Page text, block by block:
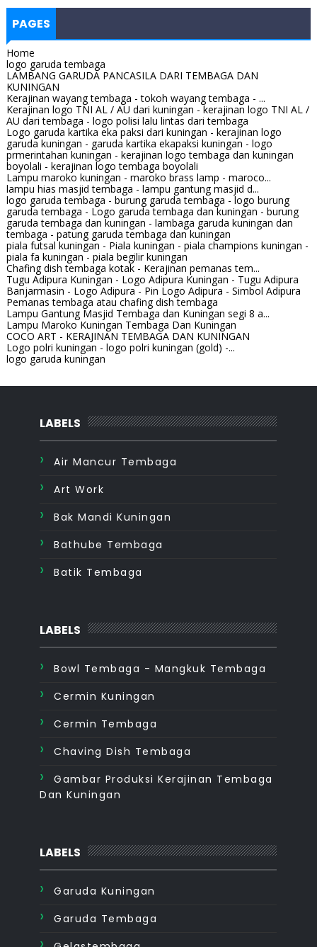
PAGES
Home
logo garuda tembaga
LAMBANG GARUDA PANCASILA DARI TEMBAGA DAN
KUNINGAN
Kerajinan wayang tembaga - tokoh wayang tembaga - ...
Kerajinan logo TNI AL / AU dari kuningan - kerajinan logo TNI AL /
AU dari tembaga - logo polisi lalu lintas dari tembaga
Logo garuda kartika eka paksi dari kuningan - kerajinan logo
garuda kuningan - garuda kartika ekapaksi kuningan - logo
prmerintahan kuningan - kerajinan logo tembaga dan kuningan
boyolali - kerajinan logo tembaga boyolali
Lampu maroko kuningan - maroko brass lamp - maroco...
lampu hias masjid tembaga - lampu gantung masjid d...
logo garuda tembaga - burung garuda tembaga - logo burung
garuda tembaga - Logo garuda tembaga dan kuningan - burung
garuda tembaga dan kuningan - lambaga garuda kuningan dan
tembaga - patung garuda tembaga dan kuningan
piala futsal kuningan - Piala kuningan - piala champions kuningan -
piala fa kuningan - piala begilir kuningan
Chafing dish tembaga kotak - Kerajinan pemanas tem...
Tugu Adipura Kuningan - Logo Adipura Kuningan - Tugu Adipura
Banjarmasin - Logo Adipura - Pin Logo Adipura - Simbol Adipura
Pemanas tembaga atau chafing dish tembaga
Lampu Gantung Masjid Tembaga dan Kuningan segi 8 a...
Lampu Maroko Kuningan Tembaga Dan Kuningan
COCO ART - KERAJINAN TEMBAGA DAN KUNINGAN
Logo polri kuningan - logo polri kuningan (gold) -...
logo garuda kuningan
LABELS
Air Mancur Tembaga
Art Work
Bak Mandi Kuningan
Bathube Tembaga
Batik Tembaga
LABELS
Bowl Tembaga - Mangkuk Tembaga
Cermin Kuningan
Cermin Tembaga
Chaving Dish Tembaga
Gambar Produksi Kerajinan Tembaga
Dan Kuningan
LABELS
Garuda Kuningan
Garuda Tembaga